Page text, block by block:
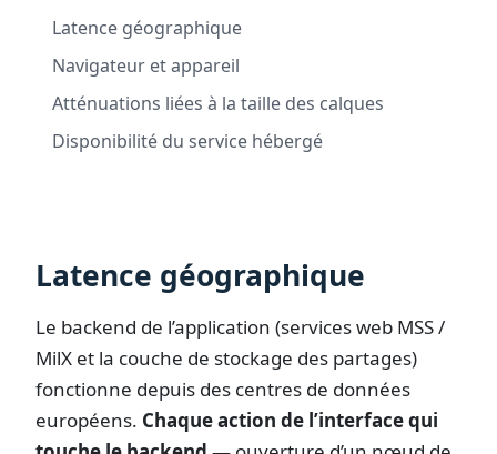
Latence géographique
Navigateur et appareil
Atténuations liées à la taille des calques
Disponibilité du service hébergé
Latence géographique
Le backend de l’application (services web MSS /
MilX et la couche de stockage des partages)
fonctionne depuis des centres de données
européens. Chaque action de l’interface qui